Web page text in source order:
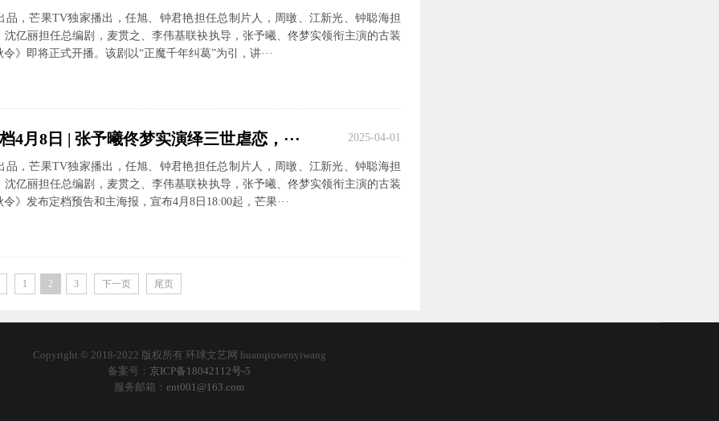
品，芒果TV独家播出，任旭、钟君艳担任总制片人，周暾、江新光、钟聪海担
沈亿丽担任总编剧，麦贯之、李伟基联袂执导，张予曦、佟梦实领衔主演的古装
》即将正式开播。该剧以“正魔千年纠葛”为引，讲···
4月8日 | 张予曦佟梦实演绎三世虐恋，··· 2025-04-01
品，芒果TV独家播出，任旭、钟君艳担任总制片人，周暾、江新光、钟聪海担
沈亿丽担任总编剧，麦贯之、李伟基联袂执导，张予曦、佟梦实领衔主演的古装
》发布定档预告和主海报，宣布4月8日18:00起，芒果···
1 2 3 下一页 尾页
Copyright © 2018-2022 版权所有 环球文艺网 huanqiuwenyiwang
备案号： 京ICP备18042112号-5
服务邮箱： ent001@163.com